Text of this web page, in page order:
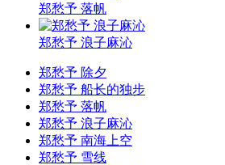
郑愁予 落帆
郑愁予 浪子麻沁
郑愁予 除夕
郑愁予 船长的独步
郑愁予 落帆
郑愁予 浪子麻沁
郑愁予 南海上空
郑愁予 雪线